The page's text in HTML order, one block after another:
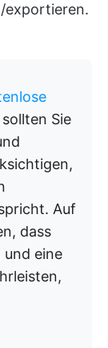
exportieren.
Sie
Auf
dass
und eine